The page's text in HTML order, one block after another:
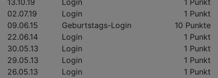
13.10.19 Login
1 Punkt
02.07.19
Login
1 Punkt
09.06.15
Geburtstags-Login
10 Punkte
22.06.14
Login
1 Punkt
30.05.13
Login
1 Punkt
29.05.13
Login
1 Punkt
26.05.13
Login
1 Punkt